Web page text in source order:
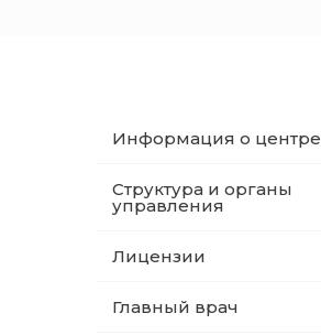
Информация о центре
Структура и органы
управления
Лицензии
Главный врач